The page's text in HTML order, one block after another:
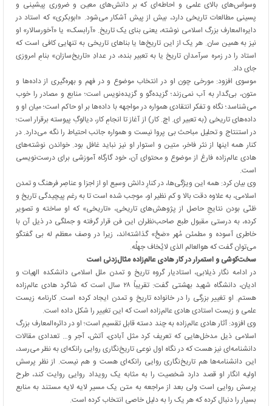
وسواس‌های بالای علمی و احاطه‌ای که بر دانش‌های معین و ضروری پیشینی و
پسینی مطالعات تاریخی دارد، بیش از پیش آشکار می‌شود. «ابوبکری» که استاد در
دایره‌المعارف بزرگ اسلامی نوشته، یعنی بنای یک تاریخ. «آرابسک» یا «آخورسالار» او
نیز به همین سان. هر یک از این تاریخ‌ها یا بناهای تاریخی به تنهایی کافی است که
استاد را در زمره سرآمدان تاریخ یا به تعبیر بنده، در عدادِ «تاریخ‌سازان» بنامِ امروزی
جای داد.
موسوی افزود: مورخی چون او در انتخاب موضوع و در فهم و بهره‌گیری از داده‌ها و
متون، بی‌گدار به آب نمی‌زند؛ گزیده‌گو و گزیده‌نویس است؛ منابع و مصادر را خوب
می‌شناسد؛ نگاه و تفکر انتقادی همواره در مواجهه با داده‌ها بر او حاکم است؛ میان او و
داده‌های تاریخی (به تعبیر ای. اچ. کار) از آغاز تا انجامِ کار، دیالوگِ پیوسته برقرار است؛
در استنتاج و تحلیل مباحث بی پروا نیست و همواره جانب احتیاط را نگه می‌دارد. در
کنار همه اینها از نثر فاخر، متین و استوار او نیز نباید غافل بود. خواندن نوشته‌های
هادی عالم‌زاده فارغ از موضوع و محتوای آن، خود گارگاه آموزشی برای درست‌نویسی
است.
وی بیان کرد: همه این ویژگی‌ها، در کنارِ دانش وسیع او از اجزا و عناصِر فرهنگ و تمدن
اسلامی، به علاوه دقت بالا و کم نظیر او، موجب شده است تا به رغم پیچیدگی تاریخ و
ظنّی بودن نتایجِ حاصل از پژوهش‌های تاریخی، «تاریخی» که او ساخته و تصویر
کرده، به درستی مقبول طبع صاحب‌نظران این فن قرار گرفته و جملگی در ذیل آن با
خاطری آسوده و مطمئن مُهر «صَحَّ» گذاشته‌اند، زیرا در وصف معظم له بی گفتگو
می‌توان گفت که هوالعالم الذی لایُخاف جهلُه.
سخت‌کوشی و استمرار در کار هادی عالم‌زاده مثال‌زدنی است
در ادامه نگار ذیلابی، استادیار گروه تاریخ و تمدن ملل اسلامی دانشکده الهیات و
ادیان، دانشگاه شهید بهشتی گفت: تقریباً ۲۸ سال است که شاگرد هادی عالم‌زاده
هستم. او تغییر بزرگی را در خانواده تاریخ و تمدن ایجاد کرده است. کارنامه زیست
علمی و زیست استادی هادی عالم‌زاده است که این تغییر را شکل داده است.
وی افزود: آثار هادی عالم‌زاده به چند دسته قابل تقسیم است؛ او در دائره‌المعارف بزرگ
اسلامی ذیل مدخل‌هایی که تعریف کرد مثل آبادی، آتش، آجر و… تعدادی مقالات
دانشنامه‌ای نیز هست که در نگاه اول نوعی تاریخ‌نگاری روایی رانکه‌ای به نظر می‌رسد،
این دانشنامه‌ها هم تاریخ‌نگاری روایی رانکه‌ای هست و هم نیست. از نظر پرسش
اولیه انگار او قصد دارد شخصیت را به مثابه یک رویداد روایی روایت کند، طرح
پرسش روایی است ولی بعد از مراجعه به متن یک مسیر لایه لایه مستند به منابع
بسیار را دنبال کرده که هر یک را به دلیل خاصی انتخاب کرده است.